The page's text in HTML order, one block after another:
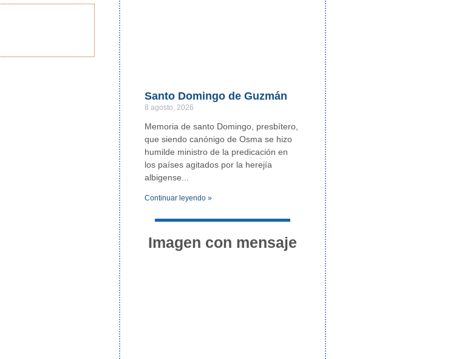
Santo Domingo de Guzmán
8 agosto, 2026
Memoria de santo Domingo, presbítero,
que siendo canónigo de Osma se hizo
humilde ministro de la predicación en
los países agitados por la herejía
albigense
Continuar leyendo »
Imagen con mensaje